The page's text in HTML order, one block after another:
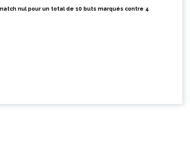
nul pour un total de 10 buts marqués contre 4